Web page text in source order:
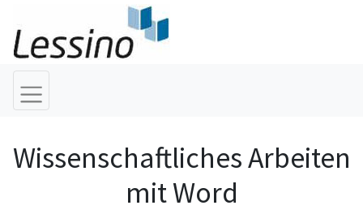
Wissenschaftliches Arbeiten
mit Word